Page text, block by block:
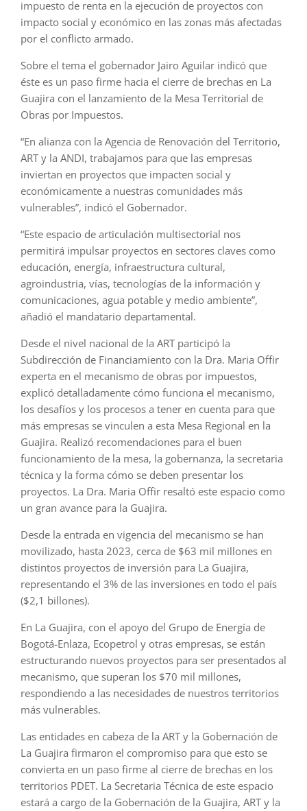
impuesto de renta en la ejecución de proyectos con
impacto social y económico en las zonas más afectadas
por el conflicto armado.
Sobre el tema el gobernador Jairo Aguilar indicó que
éste es un paso firme hacia el cierre de brechas en La
Guajira con el lanzamiento de la Mesa Territorial de
Obras por Impuestos.
“En alianza con la Agencia de Renovación del Territorio,
ART y la ANDI, trabajamos para que las empresas
inviertan en proyectos que impacten social y
económicamente a nuestras comunidades más
vulnerables”, indicó el Gobernador.
“Este espacio de articulación multisectorial nos
permitirá impulsar proyectos en sectores claves como
educación, energía, infraestructura cultural,
agroindustria, vías, tecnologías de la información y
comunicaciones, agua potable y medio ambiente”,
añadió el mandatario departamental.
Desde el nivel nacional de la ART participó la
Subdirección de Financiamiento con la Dra. Maria Offir
experta en el mecanismo de obras por impuestos,
explicó detalladamente cómo funciona el mecanismo,
los desafíos y los procesos a tener en cuenta para que
más empresas se vinculen a esta Mesa Regional en la
Guajira. Realizó recomendaciones para el buen
funcionamiento de la mesa, la gobernanza, la secretaria
técnica y la forma cómo se deben presentar los
proyectos. La Dra. Maria Offir resaltó este espacio como
un gran avance para la Guajira.
Desde la entrada en vigencia del mecanismo se han
movilizado, hasta 2023, cerca de $63 mil millones en
distintos proyectos de inversión para La Guajira,
representando el 3% de las inversiones en todo el país
($2,1 billones).
En La Guajira, con el apoyo del Grupo de Energía de
Bogotá-Enlaza, Ecopetrol y otras empresas, se están
estructurando nuevos proyectos para ser presentados al
mecanismo, que superan los $70 mil millones,
respondiendo a las necesidades de nuestros territorios
más vulnerables.
Las entidades en cabeza de la ART y la Gobernación de
La Guajira firmaron el compromiso para que esto se
convierta en un paso firme al cierre de brechas en los
territorios PDET. La Secretaria Técnica de este espacio
estará a cargo de la Gobernación de la Guajira, ART y la